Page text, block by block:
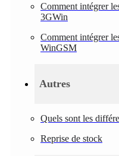
Comment intégrer
3GWin
Comment intégrer
WinGSM
Autres
Quels sont les
Reprise de stock